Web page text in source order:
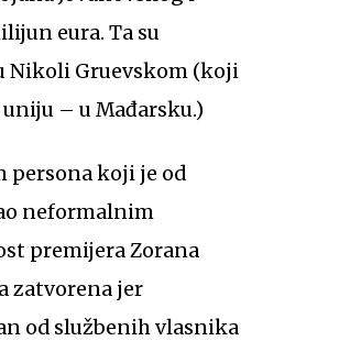
eura. Ta su
Nikoli Gruevskom (koji
– u Mađarsku.)
neformalnim
premijera Zorana
zatvorena jer
od službenih vlasnika